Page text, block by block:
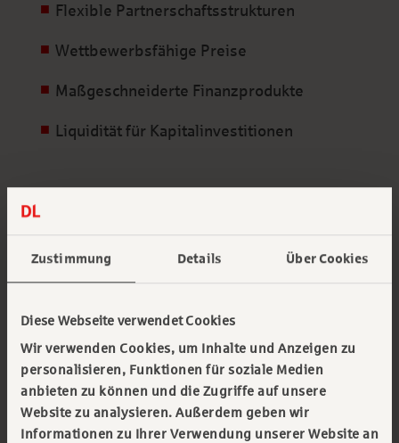
Zustimmung Details Über Cookies
Diese Webseite verwendet Cookies
Wir verwenden Cookies, um Inhalte und Anzeigen zu
personalisieren, Funktionen für soziale Medien
anbieten zu können und die Zugriffe auf unsere
Website zu analysieren. Außerdem geben wir
Informationen zu Ihrer Verwendung unserer Website an
Flexible Partnerschaftsstrukturen
Wettbewerbsfähige Preise
Maßgeschneiderte Finanzprodukte
Liquidität für Kapitalinvestitionen
Direktinvestoren
Transaktionen zu begleiten und durchzuführen:
Umfassende Erfahrung im jeweiligen
Wirtschaftszweig